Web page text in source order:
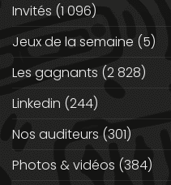
Invités (1 096)
Jeux de la semaine (5)
Les gagnants (2 828)
Linkedin (244)
Nos auditeurs (301)
Photos & vidéos (384)